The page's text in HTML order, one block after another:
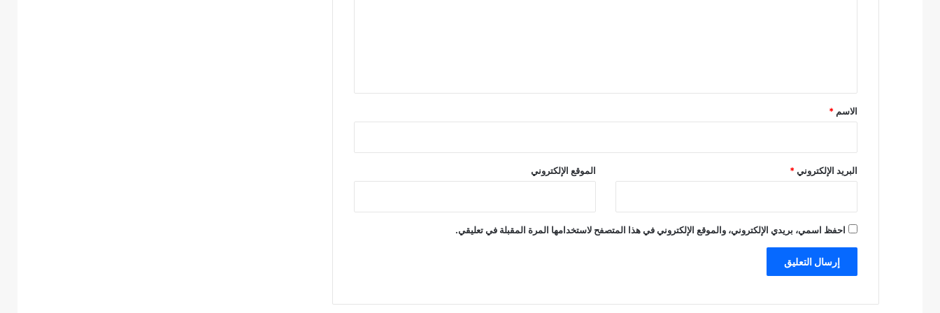
*
الاسم *
البريد الإلكتروني* الموقع الإلكتروني
احفظ اسمي، بريدي الإلكتروني، والموقع الإلكتروني في هذا المتصفح لاستخدامها المرة المقبلة في تعليقي.